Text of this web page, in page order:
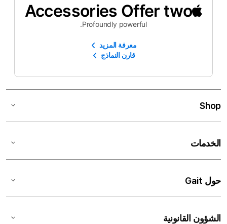
Accessories Offer two
Profoundly powerful.
معرفة المزيد
قارن النماذج
Shop
الخدمات
حول Gait
الشؤون القانونية